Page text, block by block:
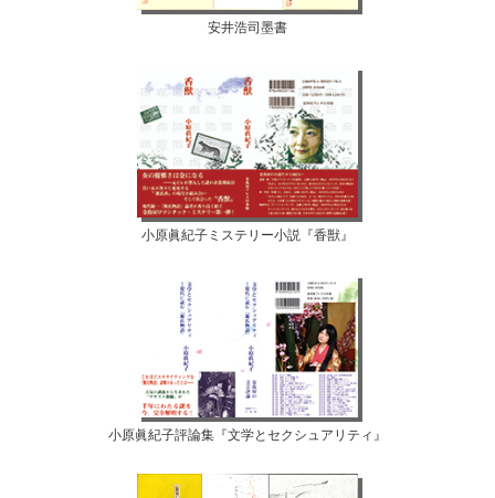
安井浩司墨書
小原眞紀子ミステリー小説『香獣』
小原眞紀子評論集『文学とセクシュアリティ』